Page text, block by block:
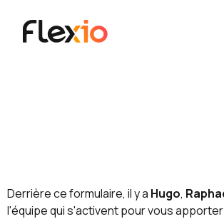
Derrière ce formulaire, il y a Hugo,
l'équipe qui s'activent pour vous